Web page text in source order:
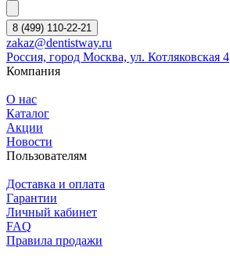
8 (499) 110-22-21
zakaz@dentistway.ru
Россия, город Москва, ул. Котляковская 4
Компания
О нас
Каталог
Акции
Новости
Пользователям
Доставка и оплата
Гарантии
Личный кабинет
FAQ
Правила продажи